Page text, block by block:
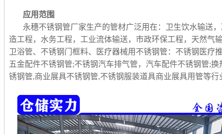
应用范围
永穗不锈钢管厂家生产的管材广泛用在：卫生饮水输送
造工程，水务工程，工业流体输送，市政环保工程，天然气
卫浴管、不锈钢门框料、医疗器械用不锈钢管：不锈钢医疗
五金配件不锈钢管;不锈钢汽车排气管，汽车配件不锈钢管;
锈钢管,商业展具不锈钢管,不锈钢服装道具商业展具用管等行